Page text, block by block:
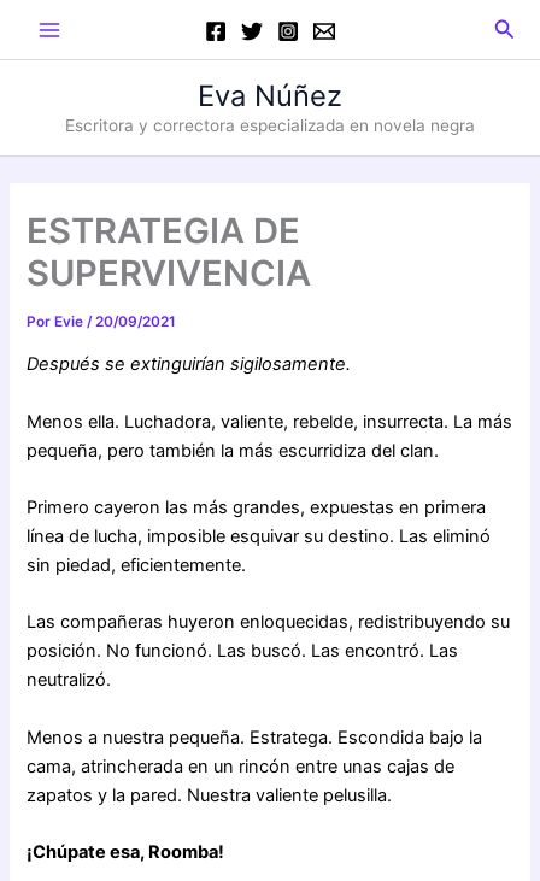
Main
Menu
Eva Núñez
Escritora y correctora especializada en novela negra
ESTRATEGIA DE
SUPERVIVENCIA
PorEvie /20/09/2021
Después se extinguirían sigilosamente.
Menos ella. Luchadora, valiente, rebelde, insurrecta. La más
pequeña, pero también la más escurridiza del clan.
Primero cayeron las más grandes, expuestas en primera
línea de lucha, imposible esquivar su destino. Las eliminó
sin piedad, eficientemente.
Las compañeras huyeron enloquecidas, redistribuyendo su
posición. No funcionó. Las buscó. Las encontró. Las
neutralizó.
Menos a nuestra pequeña. Estratega. Escondida bajo la
cama, atrincherada en un rincón entre unas cajas de
zapatos y la pared. Nuestra valiente pelusilla.
¡Chúpate esa, Roomba!